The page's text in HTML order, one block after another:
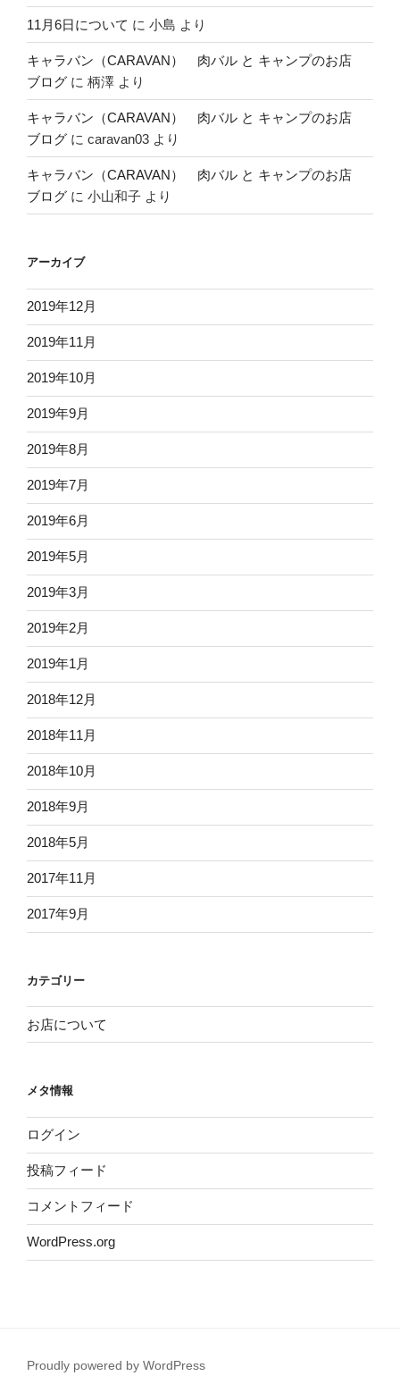
11月6日について に 小島 より
キャラバン（CARAVAN） 肉バル と キャンプのお店
ブログ に 柄澤 より
キャラバン（CARAVAN） 肉バル と キャンプのお店
ブログ に caravan03 より
キャラバン（CARAVAN） 肉バル と キャンプのお店
ブログ に 小山和子 より
アーカイブ
2019年12月
2019年11月
2019年10月
2019年9月
2019年8月
2019年7月
2019年6月
2019年5月
2019年3月
2019年2月
2019年1月
2018年12月
2018年11月
2018年10月
2018年9月
2018年5月
2017年11月
2017年9月
カテゴリー
お店について
メタ情報
ログイン
投稿フィード
コメントフィード
WordPress.org
Proudly powered by WordPress